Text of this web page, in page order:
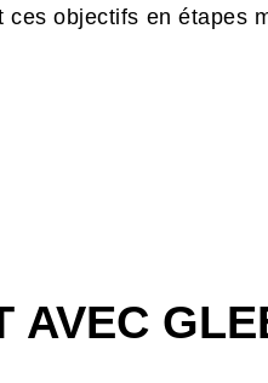
objectifs en étapes
AVEC